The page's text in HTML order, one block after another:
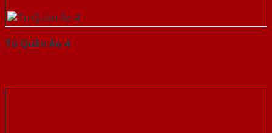
Tủ Quần Áo 4